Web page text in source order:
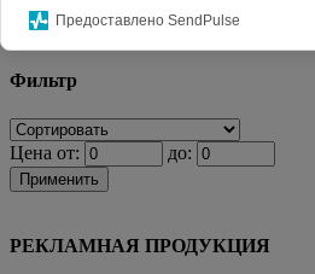
Главная
КАТАЛОГ СУВЕНИРОВ
лоток
Фильтр
Цена от: до:
Применить
РЕКЛАМНАЯ ПРОДУКЦИЯ
Предоставлено SendPulse